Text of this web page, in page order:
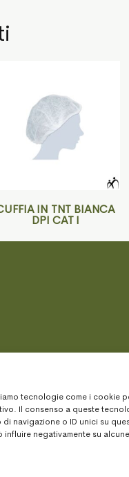
tecnologie come i cookie
Il consenso a queste
navigazione o ID unici su
negativamente su
IN TNT BIANCA
DPI CAT I